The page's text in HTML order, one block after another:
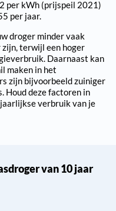
per kWh (prijspeil 2021)
per jaar.
droger minder vaak
terwijl een hoger
Daarnaast kan
maken in het
zijn bijvoorbeeld zuiniger
Houd deze factoren in
verbruik van je